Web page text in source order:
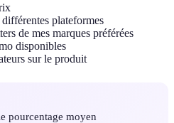
plateformes
de mes marques préférées
disponibles
sur le produit
pourcentage moyen